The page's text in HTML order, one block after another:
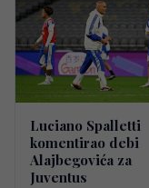
Luciano Spalletti
komentirao debi
Alajbegovića za
Juventus